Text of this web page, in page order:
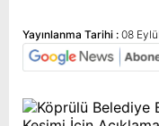
Yayınlanma Tarihi : 08